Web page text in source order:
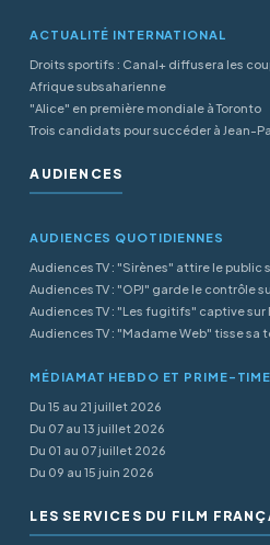
ACTUALITÉ INTERNATIONAL
Droits sportifs : Canal+ diffusera les
Afrique subsaharienne
"Alice" en première mondiale à Toronto
Trois candidats pour succéder à Jean-
AUDIENCES
AUDIENCES QUOTIDIENNES
Audiences TV : "Sirènes" attire le public
Audiences TV : "OPJ" garde le contrôle
Audiences TV : "Les fugitifs" captive sur
Audiences TV : "Madame Web" tisse sa
MÉDIAMAT HEBDO ET PRIME-TIME
Du 15 au 21 juillet 2026
Du 07 au 13 juillet 2026
Du 01 au 07 juillet 2026
Du 09 au 15 juin 2026
LES SERVICES DU FILM